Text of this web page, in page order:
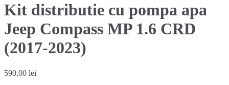
Kit distributie cu pompa apa
Jeep Compass MP 1.6 CRD
(2017-2023)
590,00 lei